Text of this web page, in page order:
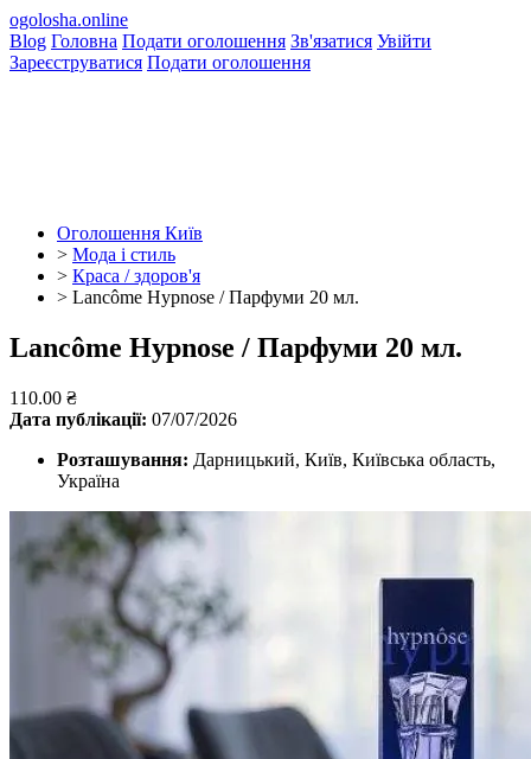
ogolosha.online
Blog Головна Подати оголошення Зв'язатися Увійти
Зареєструватися Подати оголошення
Оголошення Київ
> Мода і стиль
> Краса / здоров'я
> Lancôme Hypnose / Парфуми 20 мл.
Lancôme Hypnose / Парфуми 20 мл.
110.00 ₴
Дата публікації: 07/07/2026
Розташування: Дарницький, Київ, Київська область,
Україна